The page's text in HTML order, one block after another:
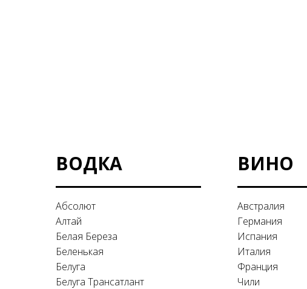
ВОДКА
Абсолют
Алтай
Белая Береза
Беленькая
Белуга
Белуга Трансатлант
ВИНО
Австралия
Германия
Испания
Италия
Франция
Чили